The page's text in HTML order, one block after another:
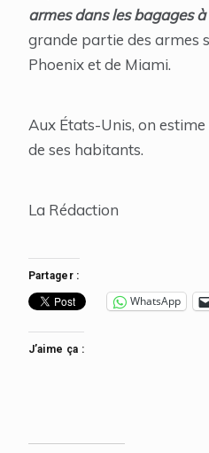
armes dans les bagages
grande partie des armes
Phoenix et de Miami.
Aux États-Unis, on
de ses habitants.
La Rédaction
Partager :
WhatsApp
J’aime ça :